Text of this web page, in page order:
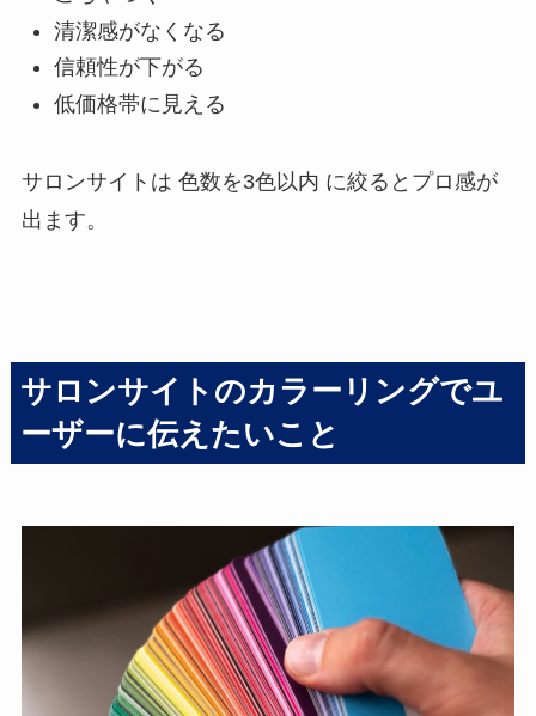
清潔感がなくなる
信頼性が下がる
低価格帯に見える
サロンサイトは 色数を3色以内 に絞るとプロ感が
出ます。
サロンサイトのカラーリングでユ
ーザーに伝えたいこと